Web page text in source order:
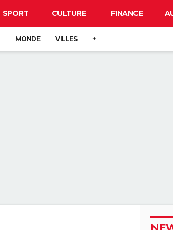
SPORT CULTURE FINANCE
MONDE VILLES +